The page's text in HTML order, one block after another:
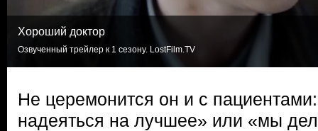
Хороший доктор
Озвученный трейлер к 1 сезону. LostFilm.TV
Не церемонится он и с
надеяться на лучшее» или «мы